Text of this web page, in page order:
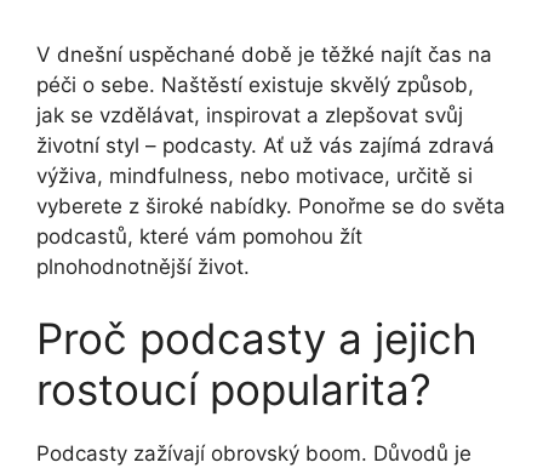
V dnešní uspěchané době je těžké najít čas na
péči o sebe. Naštěstí existuje skvělý způsob,
jak se vzdělávat, inspirovat a zlepšovat svůj
životní styl – podcasty. Ať už vás zajímá zdravá
výživa, mindfulness, nebo motivace, určitě si
vyberete z široké nabídky. Ponořme se do světa
podcastů, které vám pomohou žít
plnohodnotnější život.
Proč podcasty a jejich
rostoucí popularita?
Podcasty zažívají obrovský boom. Důvodů je